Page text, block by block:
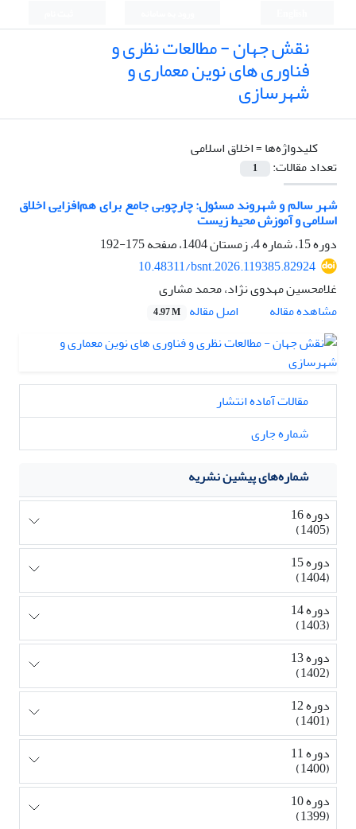
نقش جهان - مطالعات نظری و
فناوری های نوین معماری و
شهرسازی
کلیدواژه‌ها =اخلاق اسلامی
تعداد مقالات:
1
شهر سالم و شهروند مسئول: چارچوبی جامع برای هم‌افزایی اخلاق
اسلامی و آموزش محیط زیست
دوره 15، شماره 4، زمستان 1404، صفحه
175-192
10.48311/bsnt.2026.119385.82924
غلامحسین مهدوی نژاد، محمد مشاری
مشاهده مقاله
اصل مقاله 4.97 M
مقالات آماده انتشار
شماره جاری
شماره‌های پیشین نشریه
دوره 16
(1405)
دوره 15
(1404)
دوره 14
(1403)
دوره 13
(1402)
دوره 12
(1401)
دوره 11
(1400)
دوره 10
(1399)